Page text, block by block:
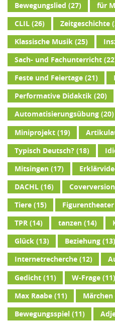
Bewegungslied (27) für
CLIL(26) Zeitgeschichte
Klassische Musik(25)
Sach- und Fachunterricht
Feste und Feiertage(21)
Performative Didaktik(20)
Automatisierungsübung(20)
Miniprojekt(19)
Typisch Deutsch?(18)
Mitsingen(17)
DACHL(16) Coverversion
Tiere(15) Figurentheater
TPR(14) tanzen(14)
Glück(13) Beziehung(13)
Internetrecherche(12)
Gedicht(11) W-Frage(11)
Max Raabe(11) Märchen
Bewegungsspiel(11)